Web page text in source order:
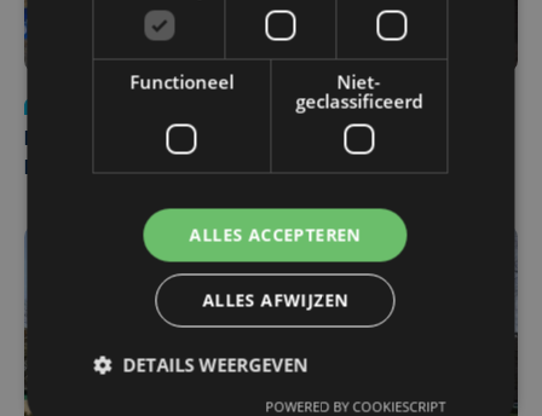
di 4 augustus | 09:32
Pieters Brugge
Functioneel
Niet-
geclassificeerd
ALLES ACCEPTEREN
ALLES AFWIJZEN
DETAILS WEERGEVEN
POWERED BY COOKIESCRIPT